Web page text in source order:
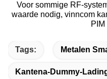
Voor sommige RF-
waarde nodig, vinncom
Tags: Metalen
Kantena-Dummy-